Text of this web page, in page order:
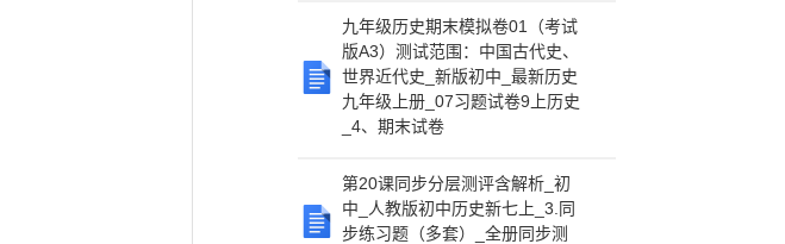
九年级历史期末模拟卷01（考试
版A3）测试范围：中国古代史、
世界近代史_新版初中_最新历史
九年级上册_07习题试卷9上历史
_4、期末试卷
第20课同步分层测评含解析_初
中_人教版初中历史新七上_3.同
步练习题（多套）_全册同步测